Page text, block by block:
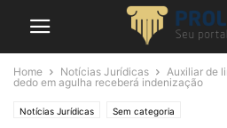
Home Notícias Jurídicas
Auxiliar de
dedo em agulha receberá indenização
Notícias Jurídicas Sem categoria